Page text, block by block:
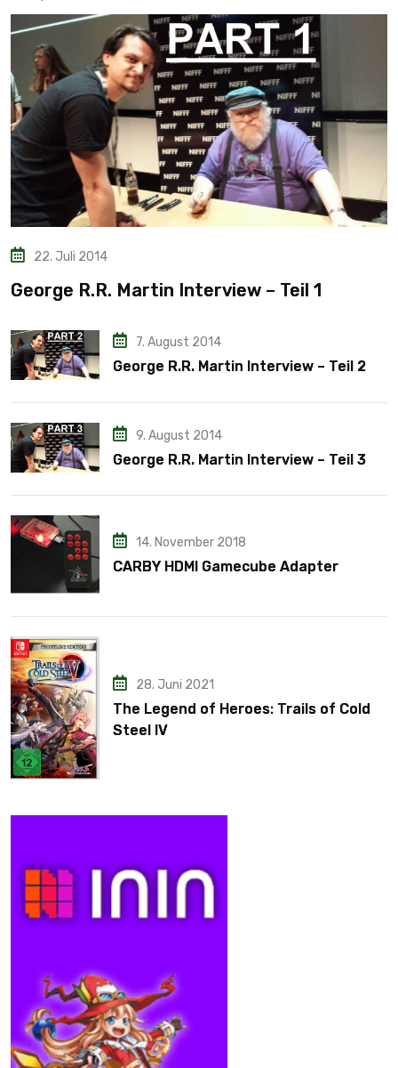
22. Juli 2014
George R.R. Martin Interview – Teil 1
7. August 2014
George R.R. Martin Interview – Teil 2
9. August 2014
George R.R. Martin Interview – Teil 3
14. November 2018
CARBY HDMI Gamecube Adapter
28. Juni 2021
The Legend of Heroes: Trails of Cold
Steel IV